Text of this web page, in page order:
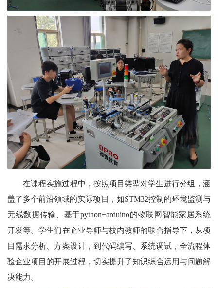
在课程实施过程中，按照项目类型对学生进行分组，涵
盖了多个前沿领域的实际项目，如STM32控制的环境监测与
无线数据传输、基于python+arduino的物联网智能家居系统
开发等。学生们在企业导师与校内教师的联合指导下，从项
目需求分析、方案设计，到代码编写、系统调试，全流程体
验企业项目的开展过程，切实提升了知识综合运用与问题解
决能力。